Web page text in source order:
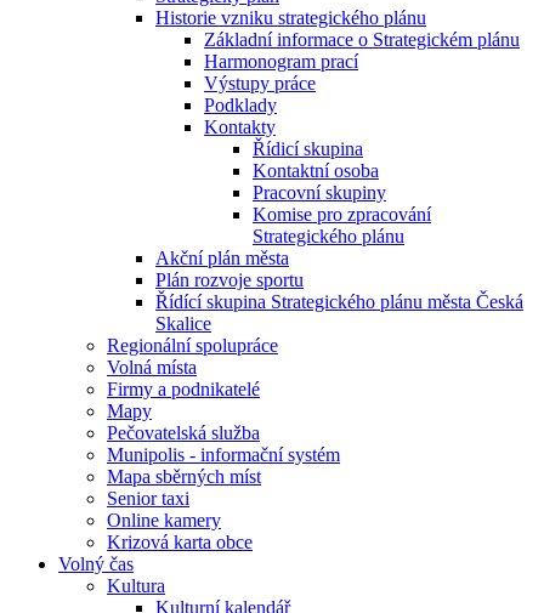
Historie vzniku strategického plánu
Základní informace o Strategickém plánu
Harmonogram prací
Výstupy práce
Podklady
Kontakty
Řídicí skupina
Kontaktní osoba
Pracovní skupiny
Komise pro zpracování
Strategického plánu
Akční plán města
Plán rozvoje sportu
Řídící skupina Strategického plánu města Česká
Skalice
Regionální spolupráce
Volná místa
Firmy a podnikatelé
Mapy
Pečovatelská služba
Munipolis - informační systém
Mapa sběrných míst
Senior taxi
Online kamery
Krizová karta obce
Volný čas
Kultura
Kulturní kalendář